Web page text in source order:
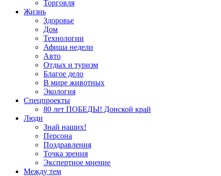
Торговля
Жизнь
Здоровье
Дом
Технологии
Афиша недели
Авто
Отдых и туризм
Благое дело
В мире животных
Экология
Спецпроекты
80 лет ПОБЕДЫ! Донской край
Люди
Знай наших!
Персона
Поздравления
Точка зрения
Экспертное мнение
Между тем